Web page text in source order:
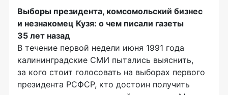
Выборы президента, комсомольский бизнес
и незнакомец Кузя: о чем писали газеты
35 лет назад
В течение первой недели июня 1991 года
калининградские СМИ пытались выяснить,
за кого стоит голосовать на выборах первого
президента РСФСР, кто достоин получить